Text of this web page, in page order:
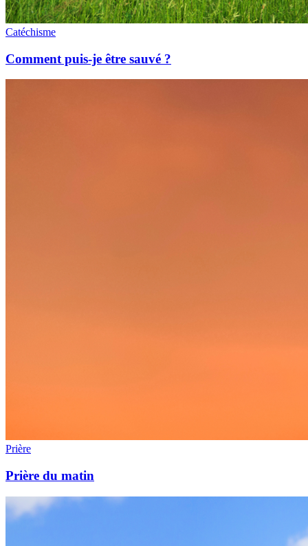
Catéchisme
Comment puis-je être sauvé ?
Prière
Prière du matin